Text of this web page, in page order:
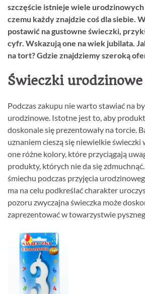
szczęście istnieje wiele
czemu każdy znajdzie coś dla siebie.
postawić na gustowne świeczki,
cyfr. Wskazują one na wiek jubilata.
na tort? Gdzie znajdziemy szeroką
Świeczki urodzinowe
Podczas zakupu nie warto stawiać na
urodzinowe. Istotne jest to, aby
doskonale się prezentowały na torcie.
uznaniem cieszą się niewielkie świeczki
one różne kolory, które przyciągają
produkty, których nie da się
śmiechu podczas przyjęcia
ma na celu podkreślać charakter
pozoru zwyczajna świeczka może
zaprezentować w towarzystwie